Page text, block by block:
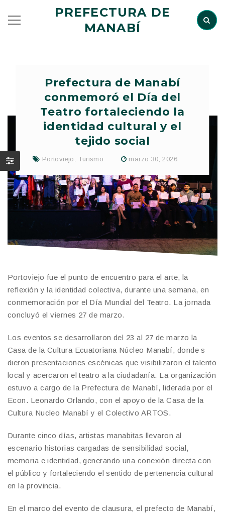
PREFECTURA DE
MANABÍ
Prefectura de Manabí
conmemoró el Día del
Teatro fortaleciendo la
identidad cultural y el
tejido social
Portoviejo Turismo marzo 30, 2026
Portoviejo fue el punto de encuentro para el arte, la
reflexión y la identidad colectiva, durante una semana, en
conmemoración por el Día Mundial del Teatro. La jornada
concluyó el viernes 27 de marzo.
Los eventos se desarrollaron del 23 al 27 de marzo la
Casa de la Cultura Ecuatoriana Núcleo Manabí, donde s
dieron presentaciones escénicas que visibilizaron el talento
local y acercaron el teatro a la ciudadanía. La organización
estuvo a cargo de la Prefectura de Manabí, liderada por el
Econ. Leonardo Orlando, con el apoyo de la Casa de la
Cultura Nucleo Manabí y el Colectivo ARTOS.
Durante cinco días, artistas manabitas llevaron al
escenario historias cargadas de sensibilidad social,
memoria e identidad, generando una conexión directa con
el público y fortaleciendo el sentido de pertenencia cultural
en la provincia.
En el marco del evento de clausura, el prefecto de Manabí,